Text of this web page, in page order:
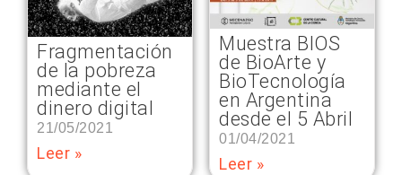
Fragmentación
de la pobreza
mediante el
dinero digital
21/05/2021
Leer »
Muestra BIOS
de BioArte y
BioTecnología
en Argentina
desde el 5 Abril
01/04/2021
Leer »